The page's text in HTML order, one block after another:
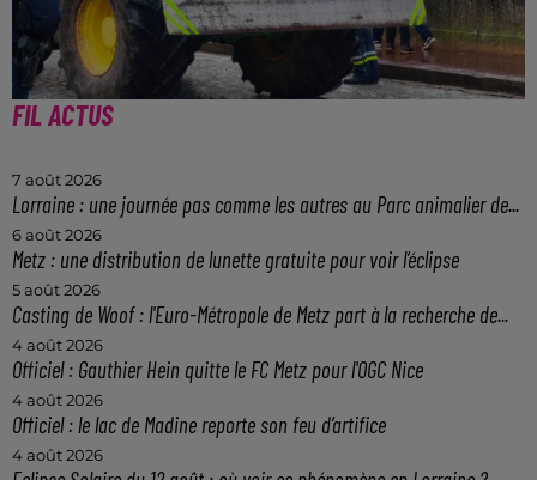
FIL ACTUS
7 août 2026
Lorraine : une journée pas comme les autres au Parc animalier de...
6 août 2026
Metz : une distribution de lunette gratuite pour voir l’éclipse
5 août 2026
Casting de Woof : l'Euro-Métropole de Metz part à la recherche de...
4 août 2026
Officiel : Gauthier Hein quitte le FC Metz pour l'OGC Nice
4 août 2026
Officiel : le lac de Madine reporte son feu d’artifice
4 août 2026